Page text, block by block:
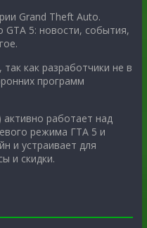
Grand Theft Auto.
5: новости, события,
как разработчики не в
программ
активно работает над
режима ГТА 5 и
и устраивает для
и скидки.